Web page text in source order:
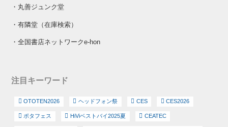
・ 丸善ジュンク堂
・有隣堂（在庫検索）
・全国書店ネットワークe-hon
注目キーワード
OTOTEN2026 ヘッドフォン祭 CES CES2026
ポタフェス HiViベストバイ2025夏 CEATEC